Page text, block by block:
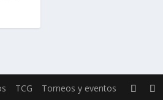
TCG Torneos y eventos